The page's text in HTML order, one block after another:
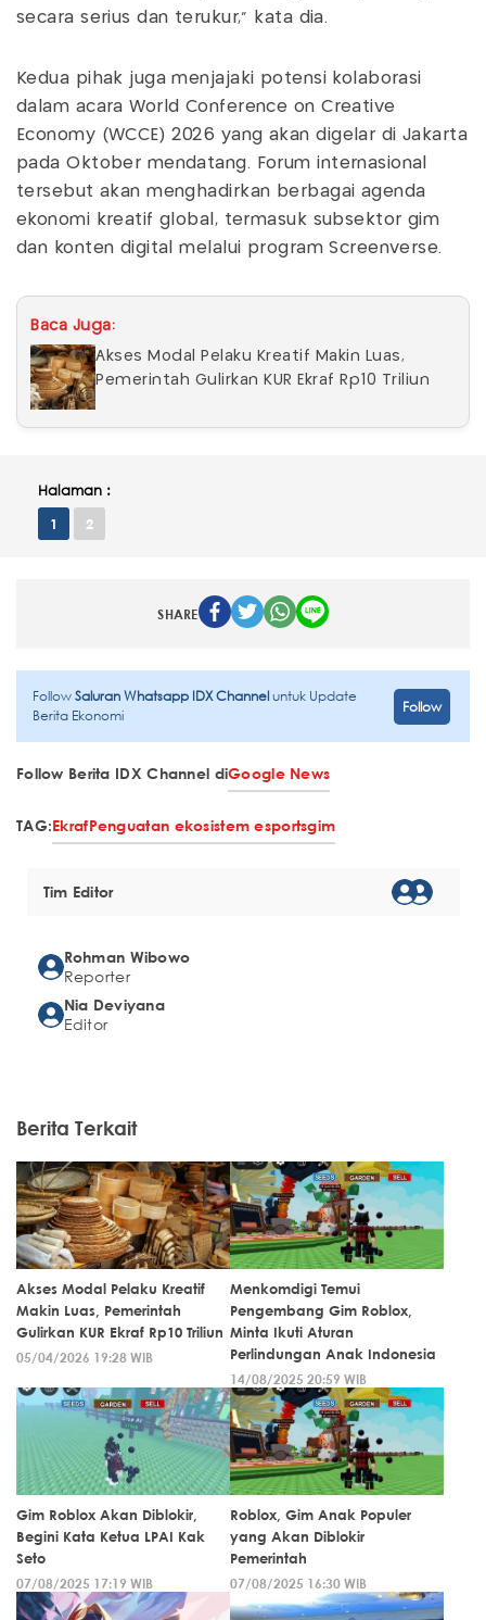
secara serius dan terukur,” kata dia.
Kedua pihak juga menjajaki potensi kolaborasi
dalam acara World Conference on Creative
Economy (WCCE) 2026 yang akan digelar di Jakarta
pada Oktober mendatang. Forum internasional
tersebut akan menghadirkan berbagai agenda
ekonomi kreatif global, termasuk subsektor gim
dan konten digital melalui program Screenverse.
Baca Juga:
Akses Modal Pelaku Kreatif Makin Luas,
Pemerintah Gulirkan KUR Ekraf Rp10 Triliun
Halaman :
1 2
SHARE
FollowSaluran Whatsapp IDX Channeluntuk Update
Berita Ekonomi
Follow
Follow Berita IDX Channel diGoogle News
TAG:EkrafPenguatan ekosistem esportsgim
Tim Editor
Rohman Wibowo
Reporter
Nia Deviyana
Editor
Berita Terkait
Akses Modal Pelaku Kreatif
Makin Luas, Pemerintah
Gulirkan KUR Ekraf Rp10 Triliun
05/04/2026 19:28 WIB
Menkomdigi Temui
Pengembang Gim Roblox,
Minta Ikuti Aturan
Perlindungan Anak Indonesia
14/08/2025 20:59 WIB
Gim Roblox Akan Diblokir,
Begini Kata Ketua LPAI Kak
Seto
07/08/2025 17:19 WIB
Roblox, Gim Anak Populer
yang Akan Diblokir
Pemerintah
07/08/2025 16:30 WIB